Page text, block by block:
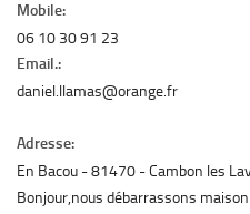
Mobile:
06 10 30 91 23
Email.:
daniel.llamas@orange.fr
Adresse:
En Bacou 81470
Cambon les
Bonjour,nous débarrassons